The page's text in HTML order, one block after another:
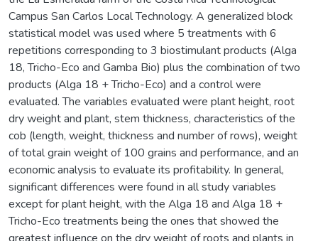
Campus San Carlos Local Technology. A generalized block
statistical model was used where 5 treatments with 6
repetitions corresponding to 3 biostimulant products (Alga
18, Tricho-Eco and Gamba Bio) plus the combination of two
products (Alga 18 + Tricho-Eco) and a control were
evaluated. The variables evaluated were plant height, root
dry weight and plant, stem thickness, characteristics of the
cob (length, weight, thickness and number of rows), weight
of total grain weight of 100 grains and performance, and an
economic analysis to evaluate its profitability. In general,
significant differences were found in all study variables
except for plant height, with the Alga 18 and Alga 18 +
Tricho-Eco treatments being the ones that showed the